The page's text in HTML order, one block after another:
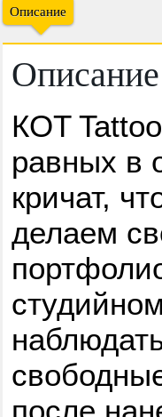
Описание
Описание
КOT
равных в
кричат,
делаем